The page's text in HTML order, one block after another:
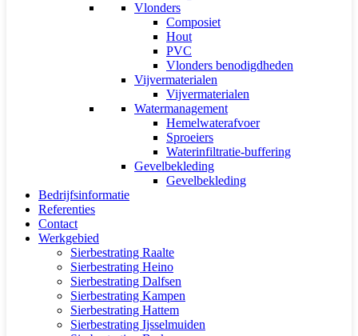
Vlonders
Composiet
Hout
PVC
Vlonders benodigdheden
Vijvermaterialen
Vijvermaterialen
Watermanagement
Hemelwaterafvoer
Sproeiers
Waterinfiltratie-buffering
Gevelbekleding
Gevelbekleding
Bedrijfsinformatie
Referenties
Contact
Werkgebied
Sierbestrating Raalte
Sierbestrating Heino
Sierbestrating Dalfsen
Sierbestrating Kampen
Sierbestrating Hattem
Sierbestrating Ijsselmuiden